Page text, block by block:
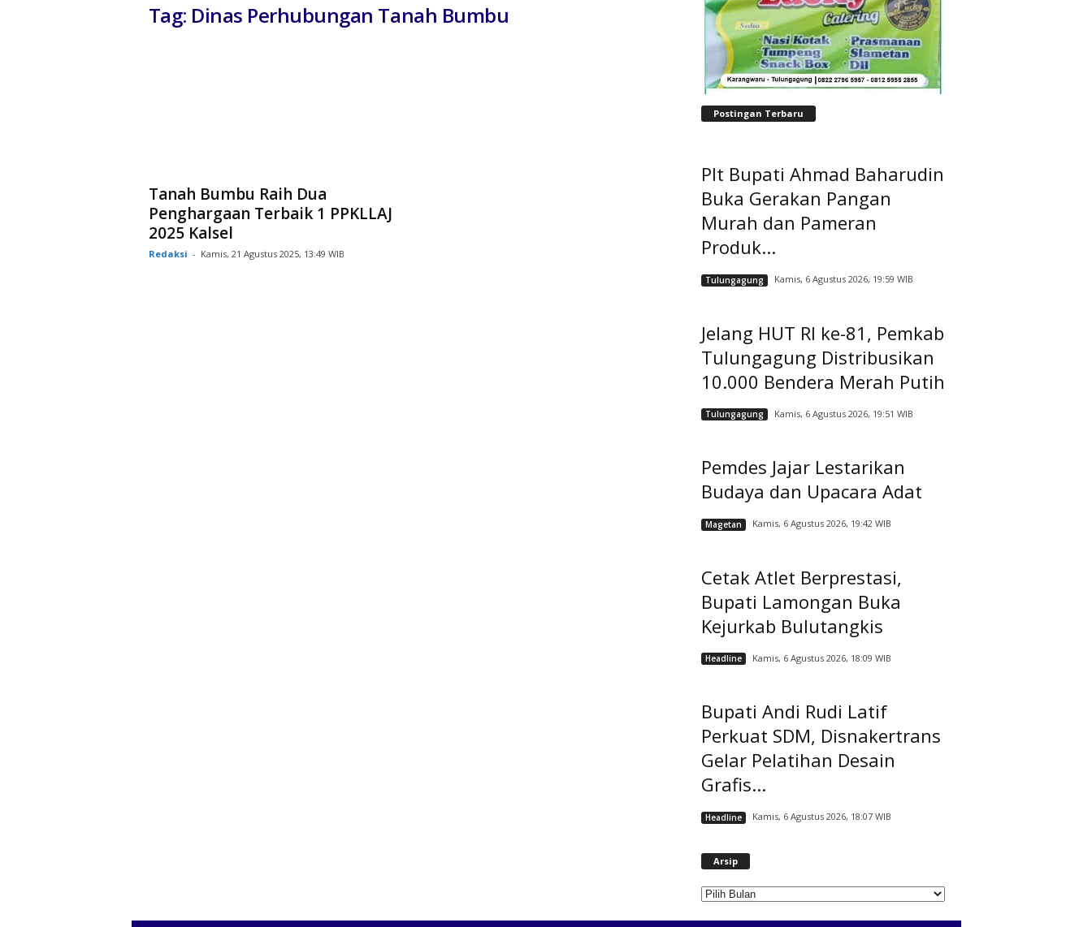
Tag: Dinas Perhubungan Tanah Bumbu
Tanah Bumbu Raih Dua
Penghargaan Terbaik 1 PPKLLAJ
2025 Kalsel
Redaksi - Kamis, 21 Agustus 2025, 13:49 WIB
Postingan Terbaru
Plt Bupati Ahmad Baharudin
Buka Gerakan Pangan
Murah dan Pameran
Produk...
Tulungagung Kamis, 6 Agustus 2026, 19:59 WIB
Jelang HUT RI ke-81, Pemkab
Tulungagung Distribusikan
10.000 Bendera Merah Putih
Tulungagung Kamis, 6 Agustus 2026, 19:51 WIB
Pemdes Jajar Lestarikan
Budaya dan Upacara Adat
Magetan Kamis, 6 Agustus 2026, 19:42 WIB
Cetak Atlet Berprestasi,
Bupati Lamongan Buka
Kejurkab Bulutangkis
Headline Kamis, 6 Agustus 2026, 18:09 WIB
Bupati Andi Rudi Latif
Perkuat SDM, Disnakertrans
Gelar Pelatihan Desain
Grafis...
Headline Kamis, 6 Agustus 2026, 18:07 WIB
Arsip
i